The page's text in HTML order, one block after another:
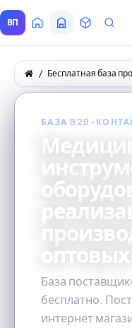
ВП ГлавнаяВсе Поставщики
Товары
БАЗА B2B-
База
бесплатно.
интернет